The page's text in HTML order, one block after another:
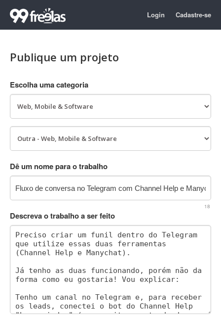
Login Cadastre-se
Publique um projeto
Escolha uma categoria
Dê um nome para o trabalho
18
Descreva o trabalho a ser feito